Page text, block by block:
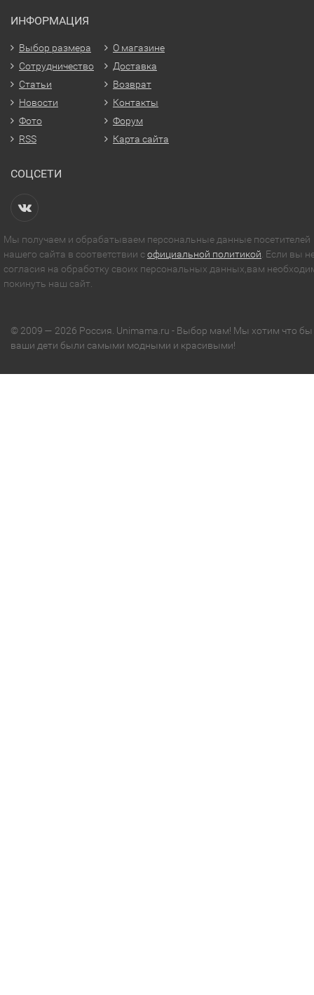
ИНФОРМАЦИЯ
Выбор размера
Сотрудничество
Статьи
Новости
Фото
RSS
О магазине
Доставка
Возврат
Контакты
Форум
Карта сайта
СОЦСЕТИ
Мы получаем и обрабатываем персональные данные посетителей
нашего сайта в соответствии софициальной политикой . Если вы
согласия на обработку своих персональных данных,вам
покинуть наш сайт.
© 2009 — 2026 Россия. Unimama.ru - Выбор мам! Мы хотим что бы
ваши дети были самыми модными и красивыми!